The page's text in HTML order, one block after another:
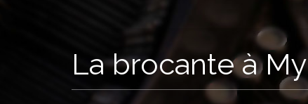
La brocante à My